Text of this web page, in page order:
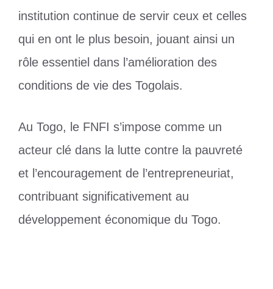
institution continue de servir ceux et celles
qui en ont le plus besoin, jouant ainsi un
rôle essentiel dans l’amélioration des
conditions de vie des Togolais.
Au Togo, le FNFI s’impose comme un
acteur clé dans la lutte contre la pauvreté
et l’encouragement de l’entrepreneuriat,
contribuant significativement au
développement économique du Togo.